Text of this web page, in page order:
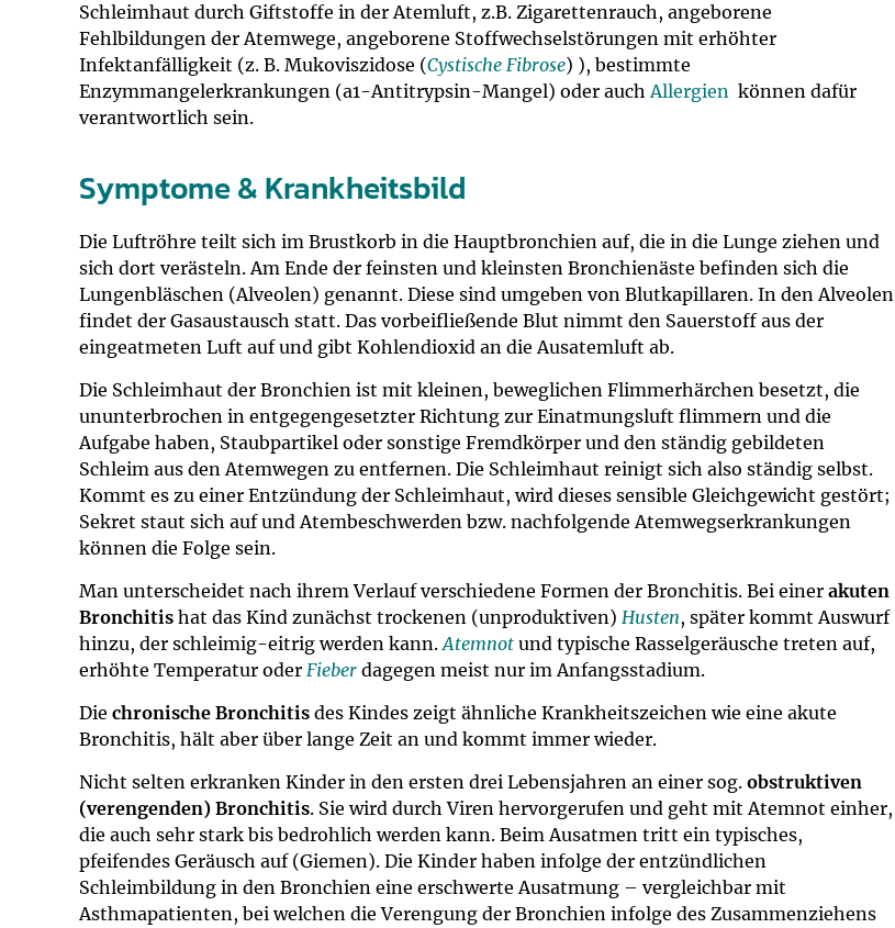
Schleimhaut durch Giftstoffe in der Atemluft, z.B. Zigarettenrauch, angeborene
Fehlbildungen der Atemwege, angeborene Stoffwechselstörungen mit erhöhter
Infektanfälligkeit (z. B. Mukoviszidose (Cystische Fibrose) ), bestimmte
Enzymmangelerkrankungen (a1-Antitrypsin-Mangel) oder auchAllergien können dafür
verantwortlich sein.
Symptome & Krankheitsbild
Die Luftröhre teilt sich im Brustkorb in die Hauptbronchien auf, die in die Lunge ziehen und
sich dort verästeln. Am Ende der feinsten und kleinsten Bronchienäste befinden sich die
Lungenbläschen (Alveolen) genannt. Diese sind umgeben von Blutkapillaren. In den Alveolen
findet der Gasaustausch statt. Das vorbeifließende Blut nimmt den Sauerstoff aus der
eingeatmeten Luft auf und gibt Kohlendioxid an die Ausatemluft ab.
Die Schleimhaut der Bronchien ist mit kleinen, beweglichen Flimmerhärchen besetzt, die
ununterbrochen in entgegengesetzter Richtung zur Einatmungsluft flimmern und die
Aufgabe haben, Staubpartikel oder sonstige Fremdkörper und den ständig gebildeten
Schleim aus den Atemwegen zu entfernen. Die Schleimhaut reinigt sich also ständig selbst.
Kommt es zu einer Entzündung der Schleimhaut, wird dieses sensible Gleichgewicht gestört;
Sekret staut sich auf und Atembeschwerden bzw. nachfolgende Atemwegserkrankungen
können die Folge sein.
Man unterscheidet nach ihrem Verlauf verschiedene Formen der Bronchitis. Bei einer akuten
Bronchitis hat das Kind zunächst trockenen (unproduktiven) Husten, später kommt Auswurf
hinzu, der schleimig-eitrig werden kann.Atemnot und typische Rasselgeräusche treten auf,
erhöhte Temperatur oder Fieber dagegen meist nur im Anfangsstadium.
Die chronische Bronchitis des Kindes zeigt ähnliche Krankheitszeichen wie eine akute
Bronchitis, hält aber über lange Zeit an und kommt immer wieder.
Nicht selten erkranken Kinder in den ersten drei Lebensjahren an einer sog. obstruktiven
(verengenden) Bronchitis. Sie wird durch Viren hervorgerufen und geht mit Atemnot einher,
die auch sehr stark bis bedrohlich werden kann. Beim Ausatmen tritt ein typisches,
pfeifendes Geräusch auf (Giemen). Die Kinder haben infolge der entzündlichen
Schleimbildung in den Bronchien eine erschwerte Ausatmung – vergleichbar mit
Asthmapatienten, bei welchen die Verengung der Bronchien infolge des Zusammenziehens